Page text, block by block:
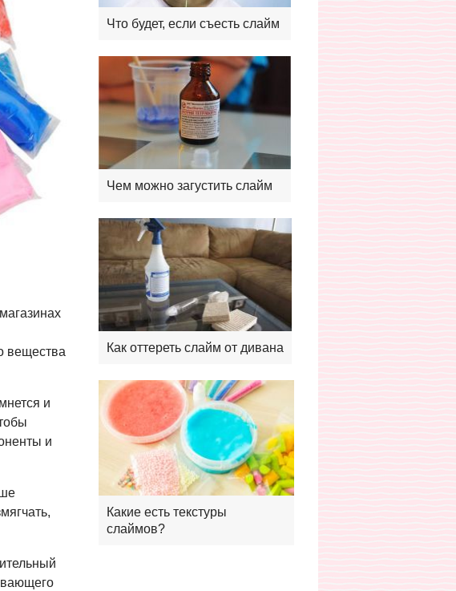
вещества
и
и
Что будет, если съесть слайм
Чем можно загустить слайм
Как оттереть слайм от дивана
Какие есть текстуры
слаймов?